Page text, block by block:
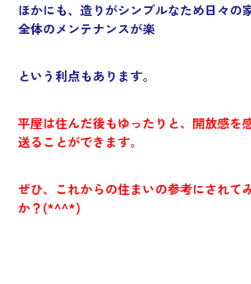
ほかにも、造りがシンプルなため日々の
全体のメンテナンスが楽
という利点もあります。
平屋は住んだ後もゆったりと、 開放感を
送ることができます。
ぜひ、これからの住まいの参考にされて
か？(*^^*)